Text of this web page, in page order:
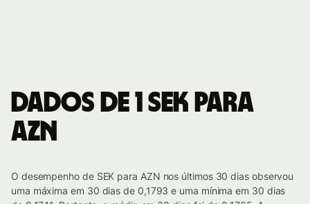
Dados de 1 SEK para
AZN
O desempenho de SEK para AZN nos últimos 30 dias observou
uma máxima em 30 dias de 0,1793 e uma mínima em 30 dias